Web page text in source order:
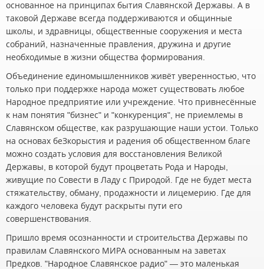
основанное на принципах бытия Славянской Державы. А в
таковой Державе всегда поддерживаются и общинные
школы, и здравницы, общественные сооружения и места
собраний, назначенные правления, дружина и другие
необходимые в жизни общества формирования.
Объединение единомышленников живёт уверенностью, что
только при поддержке народа может существовать любое
Народное предприятие или учреждение. Что привнесённые
к нам понятия "бизнес" и "конкуренция", не приемлемы в
Славянском обществе, как разрушающие наши устои. Только
на основах беЗкорыстия и радения об общественном благе
можно создать условия для восстановления Великой
Державы, в которой будут процветать Рода и Народы,
живущие по Совести в Ладу с Природой. Где не будет места
стяжательству, обману, продажности и лицемерию. Где для
каждого человека будут раскрыты пути его
совершенствования.
Пришло время осознанности и строительства Державы по
правилам Славянского МИРА основанным на заветах
Предков. "Народное Славянское радио" — это маленькая